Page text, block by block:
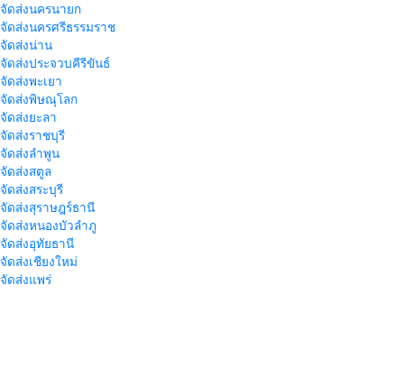
ดส่งนครนายก
ดส่งนครศรีธรรมราช
ดส่งน่าน
ดส่งประจวบคีรีขันธ์
ดส่งพะเยา
ดส่งพิษณุโลก
ดส่งยะลา
ดส่งราชบุรี
ดส่งลำพูน
ดส่งสตูล
ดส่งสระบุรี
ดส่งสุราษฎร์ธานี
ดส่งหนองบัวลำภู
ดส่งอุทัยธานี
ดส่งเชียงใหม่
ดส่งแพร่